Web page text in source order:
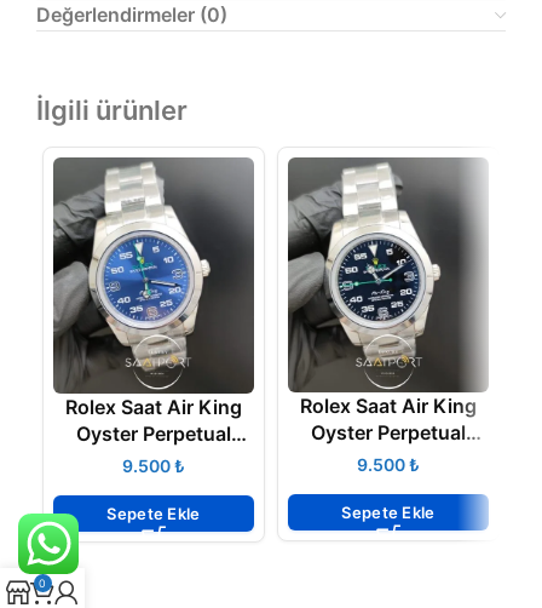
Değerlendirmeler (0)
İlgili ürünler
Rolex Saat Air King
Oyster Perpetual
Mavi Kadran Düz
₺
Sepete Ekle
Rolex Saat Air King
Oyster Perpetual
Siyah Kadran Düz
₺
Sepete Ekle
0